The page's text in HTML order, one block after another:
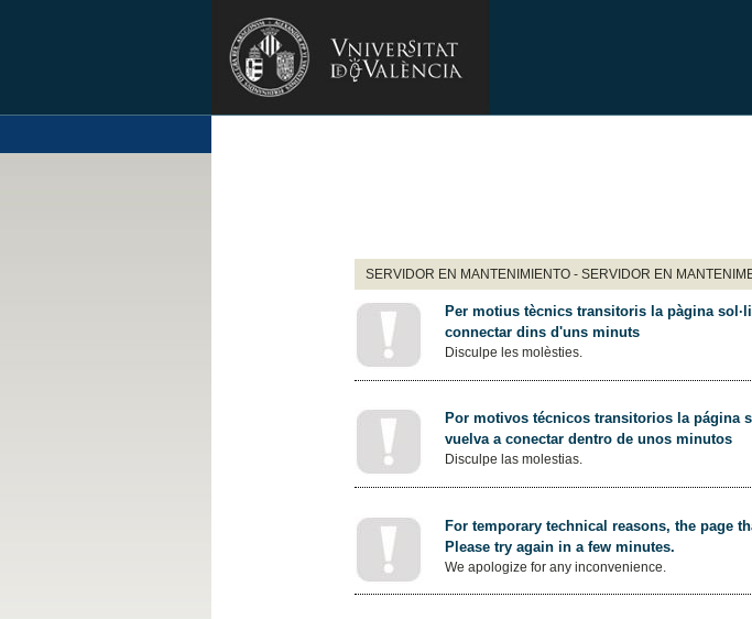
SERVIDOR EN MANTENIMIENTO - SERVIDOR EN
Per motius tècnics transitoris la pàgina
connectar dins d'uns minuts
Disculpe les molèsties.
Por motivos técnicos transitorios la página
vuelva a conectar dentro de unos minutos
Disculpe las molestias.
For temporary technical reasons, the page
Please try again in a few minutes.
We apologize for any inconvenience.